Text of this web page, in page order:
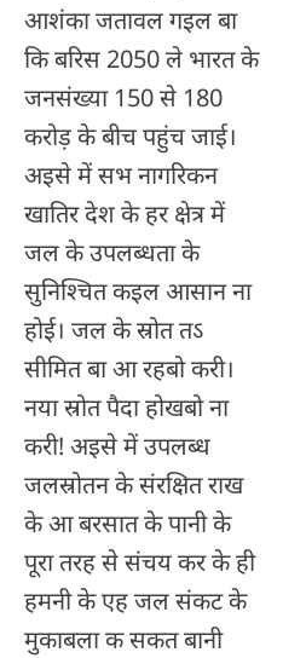
आशंका जतावल गइल बा
कि बरिस 2050 ले भारत के
जनसंख्या 150 से 180
करोड़ के बीच पहुंच जाई।
अइसे में सभ नागरिकन
खातिर देश के हर क्षेत्र में
जल के उपलब्धता के
सुनिश्चित कइल आसान ना
होई। जल के स्रोत तऽ
सीमित बा आ रहबो करी।
नया स्रोत पैदा होखबो ना
करी! अइसे में उपलब्ध
जलस्रोतन के संरक्षित राख
के आ बरसात के पानी के
पूरा तरह से संचय कर के ही
हमनी के एह जल संकट के
मुकाबला क सकत बानी